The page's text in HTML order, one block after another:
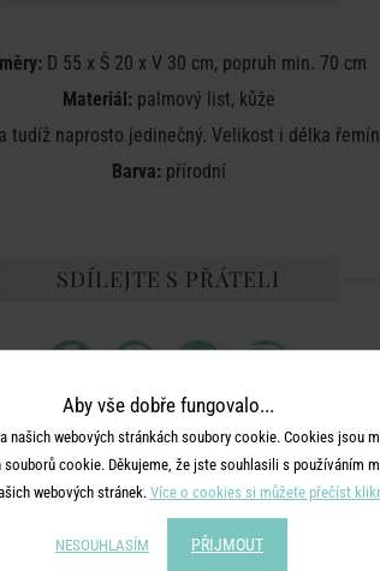
D 55 x Š 20 x V 30 cm, popruh min. 70 cm
Materiál:palmový list, kůže
tudíž naprosto jedinečný. Velikost i délka
Barva:přírodní
SDÍLEJTE S PŘÁTELI
MOHLO BY SE VÁM LÍBIT
Aby vše dobře fungovalo...
našich webových stránkách soubory cookie. Cookies jsou
cookie. Děkujeme, že jste souhlasili s používáním
webových stránek. Více o cookies si můžete přečíst
NESOUHLASÍM PŘIJMOUT